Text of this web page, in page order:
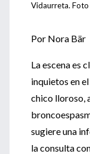
Vidaurreta. Foto
Por Nora Bär
La escena es
inquietos en
chico lloroso,
sugiere una
la consulta